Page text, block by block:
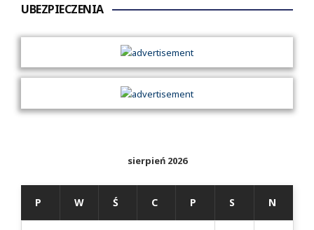
UBEZPIECZENIA
sierpień 2026
P W Ś C P S N